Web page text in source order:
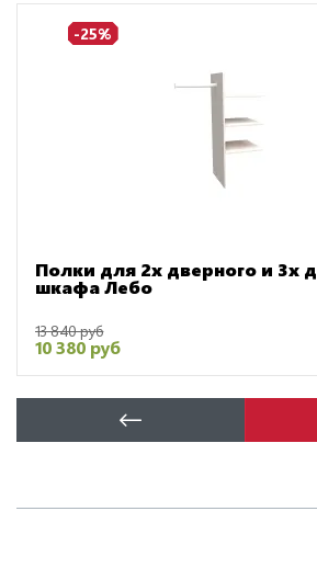
-25%
Полки для 2х дверного и 3х
шкафа Лебо
13 840 руб
10 380 руб